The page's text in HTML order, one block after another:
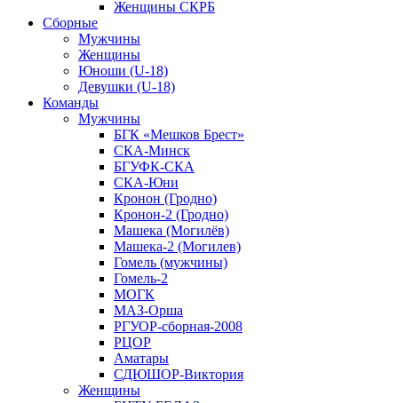
Женщины СКРБ
Сборные
Мужчины
Женщины
Юноши (U-18)
Девушки (U-18)
Команды
Мужчины
БГК «Мешков Брест»
СКА-Минск
БГУФК-СКА
СКА-Юни
Кронон (Гродно)
Кронон-2 (Гродно)
Машека (Могилёв)
Машека-2 (Могилев)
Гомель (мужчины)
Гомель-2
МОГК
МАЗ-Орша
РГУОР-сборная-2008
РЦОР
Аматары
СДЮШОР-Виктория
Женщины